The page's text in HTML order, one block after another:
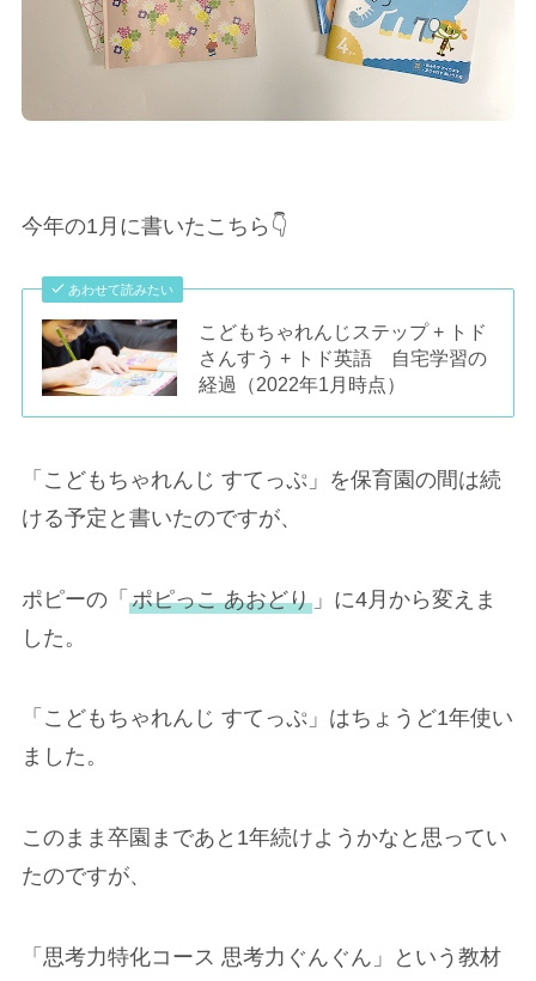
今年の1月に書いたこちら👇
あわせて読みたい
こどもちゃれんじステップ + トド
さんすう + トド英語 自宅学習の
経過（2022年1月時点）
「こどもちゃれんじ すてっぷ」を保育園の間は続
ける予定と書いたのですが、
ポピーの「 ポピっこ あおどり」に4月から変えま
した。
「こどもちゃれんじ すてっぷ」はちょうど1年使い
ました。
このまま卒園まであと1年続けようかなと思ってい
たのですが、
「思考力特化コース 思考力ぐんぐん」という教材